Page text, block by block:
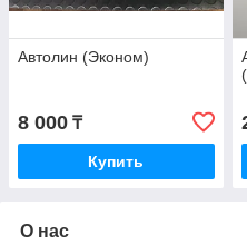
Автолин (Эконом)
8 000 ₸
Купить
О нас